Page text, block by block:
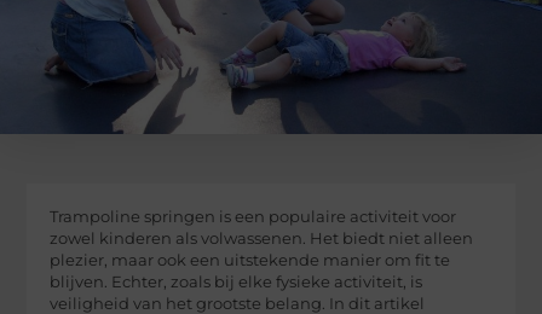
Trampoline springen is een populaire activiteit voor
zowel kinderen als volwassenen. Het biedt niet alleen
plezier, maar ook een uitstekende manier om fit te
blijven. Echter, zoals bij elke fysieke activiteit, is
veiligheid van het grootste belang. In dit artikel